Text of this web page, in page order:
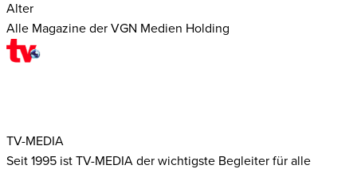
Alter
Alle Magazine der VGN Medien Holding
TV-MEDIA
Seit 1995 ist TV-MEDIA der wichtigste Begleiter für alle